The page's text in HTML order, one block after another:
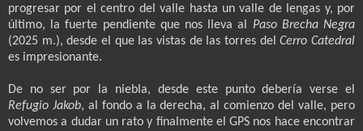
progresar por el centro del valle hasta un valle de lengas y, por
último, la fuerte pendiente que nos lleva al Paso Brecha Negra
(2025 m.), desde el que las vistas de las torres delCerro Catedral
es impresionante.
De no ser por la niebla, desde este punto debería verse el
Refugio Jakob, al fondo a la derecha, al comienzo del valle, pero
volvemos a dudar un rato y finalmente el GPS nos hace encontrar